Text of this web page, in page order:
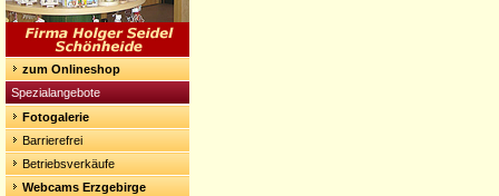
zum Onlineshop
Spezialangebote
Fotogalerie
Barrierefrei
Betriebsverkäufe
Webcams Erzgebirge